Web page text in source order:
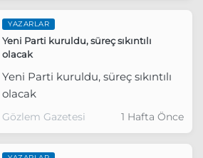
YAZARLAR
Yeni Parti kuruldu, süreç sıkıntılı
olacak
Yeni Parti kuruldu, süreç sıkıntılı
olacak
Gözlem Gazetesi 1 Hafta Önce